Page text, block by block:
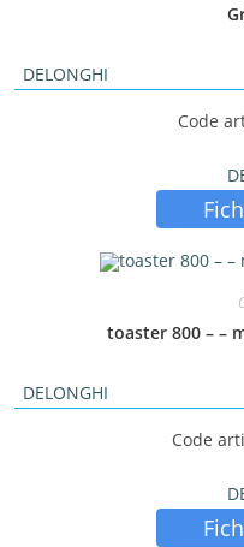
DELONGHI
Code
toaster 800 – –
DELONGHI
Code